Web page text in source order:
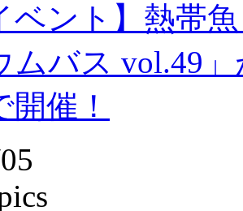
ベント】熱帯
ムバス vol.49
開催！